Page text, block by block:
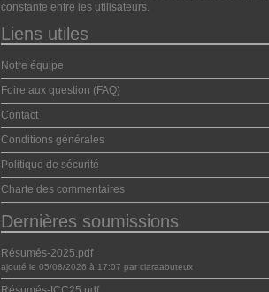
constante entre les utilisateurs.
Liens utiles
Notre équipe
Foire aux question (FAQ)
Contact
Conditions générales
Politique de sécurité
Charte des commentaires
Dernières soumissions
Résumés-2025.pdf
ajouté le 05/08/2026 à 17:07 par claraabuteux